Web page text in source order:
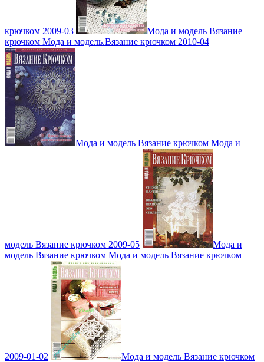
крючком 2009-03
Мода и модель Вязание
крючком Мода и модель.Вязание крючком 2010-04
Мода и модель Вязание крючком Мода и
модель Вязание крючком 2009-05
Мода и
модель Вязание крючком Мода и модель Вязание крючком
2009-01-02 Мода и модель Вязание крючком